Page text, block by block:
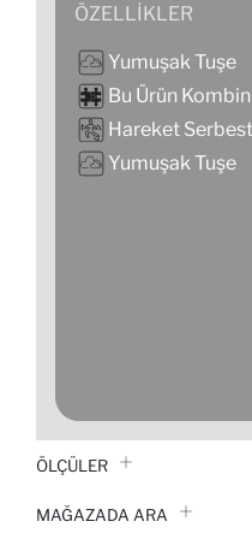
ÖZELLIKLER
Yumuşak Tuşe
Bu Ürün
Hareket
Yumuşak Tuşe
ÖLÇÜLER
MAĞAZADA ARA